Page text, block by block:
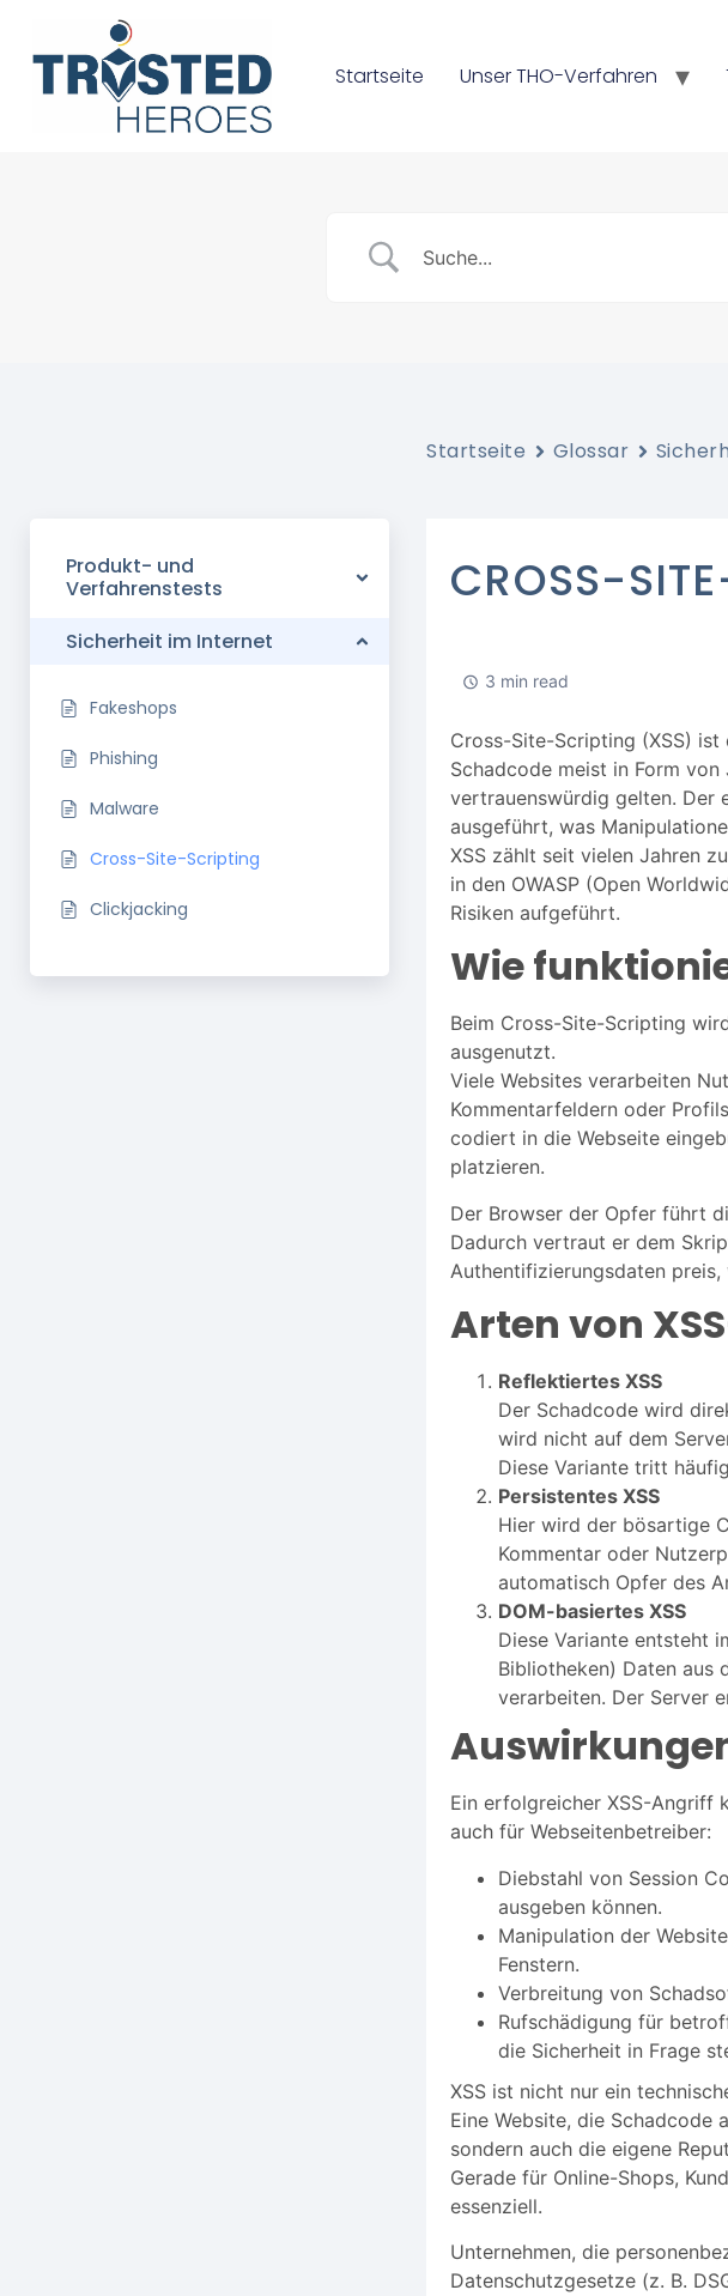
Startseite Unser THO-Verfahren
Produkt- und
Verfahrenstests
Sicherheit im Internet
Fakeshops
Phishing
Malware
Cross-Site-Scripting
Clickjacking
Startseite Glossar
CROSS-
3 min read
Cross-Site-Scripting (XSS) ist
Schadcode meist in Form
vertrauenswürdig gelten. Der
ausgeführt, was
XSS zählt seit vielen Jahren
in den OWASP (Open
Risiken aufgeführt.
Wie
Beim Cross-Site-Scripting
ausgenutzt.
Viele Websites verarbeiten
Kommentarfeldern oder
codiert in die Webseite
platzieren.
Der Browser der Opfer führt
Dadurch vertraut er dem
Authentifizierungsdaten
Arten von
Reflektiertes XSS
Der Schadcode wird
wird nicht auf dem
Diese Variante tritt
Persistentes XSS
Hier wird der bösartige
Kommentar oder
automatisch Opfer des
DOM-basiertes XSS
Diese Variante entsteht
Bibliotheken) Daten aus
verarbeiten. Der Server
Ein erfolgreicher XSS-Angriff
auch für Webseitenbetreiber:
Diebstahl von Session
ausgeben können.
Manipulation der
Fenstern.
Verbreitung von
Rufschädigung für
die Sicherheit in Frage
XSS ist nicht nur ein
Eine Website, die Schadcode
sondern auch die eigene
Gerade für Online-Shops,
essenziell.
Unternehmen, die
Datenschutzgesetze (z. B.